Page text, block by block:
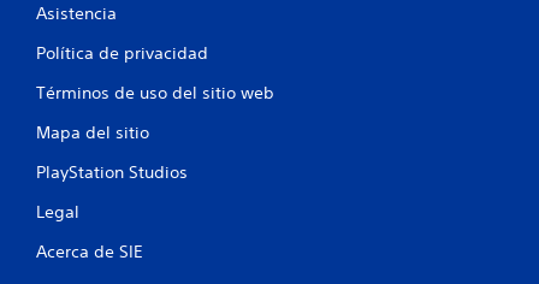
n
o
n
r
e
Asistencia
Política de privacidad
Términos de uso del sitio web
Mapa del sitio
PlayStation Studios
Legal
Acerca de SIE